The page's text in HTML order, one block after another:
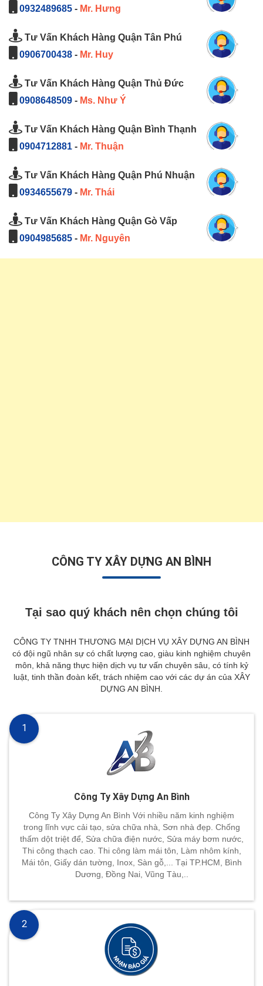
0932489685 - Mr. Hưng
Tư Vấn Khách Hàng Quận Tân Phú
0906700438 - Mr. Huy
Tư Vấn Khách Hàng Quận Thủ Đức
0908648509 - Ms. Như Ý
Tư Vấn Khách Hàng Quận Bình Thạnh
0904712881 - Mr. Thuận
Tư Vấn Khách Hàng Quận Phú Nhuận
0934655679 - Mr. Thái
Tư Vấn Khách Hàng Quận Gò Vấp
0904985685 - Mr. Nguyên
CÔNG TY XÂY DỰNG AN BÌNH
Tại sao quý khách nên chọn chúng tôi
CÔNG TY TNHH THƯƠNG MẠI DỊCH VỤ XÂY DỰNG AN BÌNH
có đội ngũ nhân sự có chất lượng cao, giàu kinh nghiệm chuyên
môn, khả năng thực hiện dịch vụ tư vấn chuyên sâu, có tính kỷ
luật, tinh thần đoàn kết, trách nhiệm cao với các dự án của XÂY
DỰNG AN BÌNH.
Công Ty Xây Dựng An Bình
Công Ty Xây Dựng An Bình Với nhiều năm kinh nghiệm
trong lĩnh vực cải tạo, sửa chữa nhà, Sơn nhà đẹp. Chống
thấm dột triệt để, Sửa chữa điện nước, Sửa máy bơm nước,
Thi công thạch cao. Thi công làm mái tôn, Làm nhôm kính,
Mái tôn, Giấy dán tường, Inox, Sàn gỗ,... Tại TP.HCM, Bình
Dương, Đồng Nai, Vũng Tàu,..
1
2